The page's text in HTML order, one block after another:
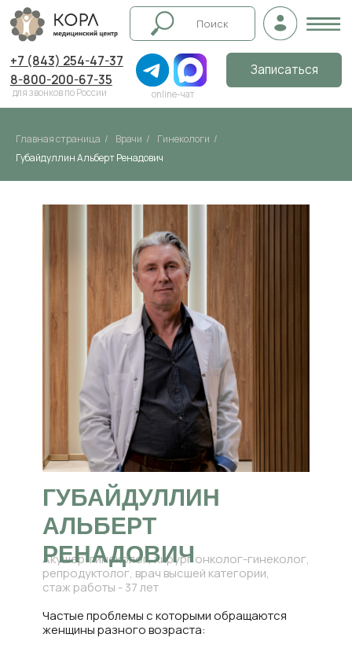
Записаться
online-чат
8-800-200-67-35
Главная страница / Врачи / Гинекологи /
Губайдуллин Альберт Ренадович
Акушер-гинеколог, хирург онколог-гинеколог,
репродуктолог, врач высшей категории,
стаж работы - 37 лет
Частые проблемы с которыми обращаются
женщины разного возраста:
ГУБАЙДУЛЛИН
АЛЬБЕРТ
РЕНАДОВИЧ